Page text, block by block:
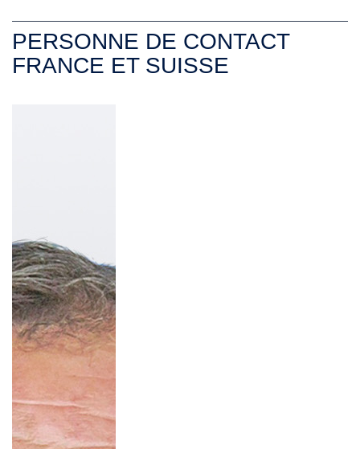
PERSONNE DE CONTACT
FRANCE ET SUISSE